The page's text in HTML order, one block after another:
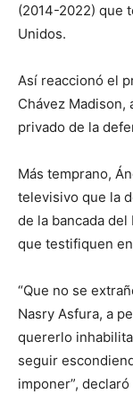
(2014-2022) que
Unidos.
Así reaccionó el
Chávez Madison,
privado de la
Más temprano,
televisivo que la
de la bancada del
que testifiquen
“Que no se
Nasry Asfura, a
quererlo
seguir
imponer”,